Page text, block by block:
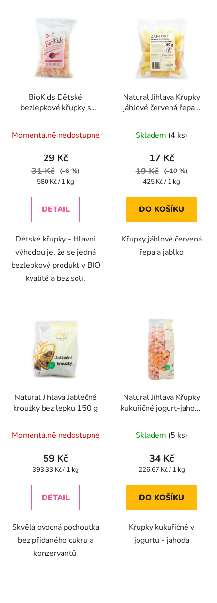
BioKids Dětské
bezlepkové křupky s
55g
hodnocení
produktu
je
5,0
5
Momentálně nedostupné
29 Kč
31 Kč
(–6 %)
Měrná
580 Kč / 1 kg
DETAIL
Dětské křupky - Hlavní
výhodou je, že se jedná
bezlepkový produkt v BIO
kvalitě a bez soli.
Natural Jihlava Křupky
jáhlové červená řepa a
hodnocení
produktu
je
5,0
5
Skladem (4 ks)
17 Kč
19 Kč
(–10 %)
Měrná
425 Kč / 1 kg
DO KOŠÍKU
Křupky jáhlové červená
řepa a jablko
Natural Jihlava Jablečné
kroužky bez lepku 150 g
hodnocení
produktu
je
z
Momentálně nedostupné
59 Kč
Měrná
393,33 Kč / 1 kg
DETAIL
Skvělá ovocná pochoutka
bez přidaného cukru a
konzervantů.
Natural Jihlava Křupky
kukuřičné jogurt-jahoda
hodnocení
produktu
je
z
Skladem (5 ks)
34 Kč
Měrná
226,67 Kč / 1 kg
DO KOŠÍKU
Křupky kukuřičné v
jogurtu - jahoda